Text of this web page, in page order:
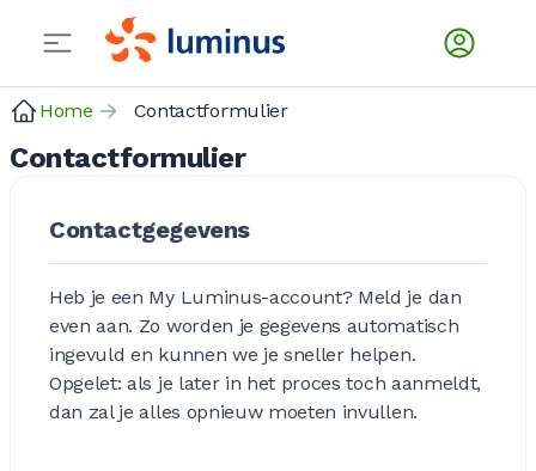
Home Contactformulier
Contactformulier
Contactgegevens
Heb je een My Luminus-account? Meld je dan
even aan. Zo worden je gegevens automatisch
ingevuld en kunnen we je sneller helpen.
Opgelet: als je later in het proces toch aanmeldt,
dan zal je alles opnieuw moeten invullen.